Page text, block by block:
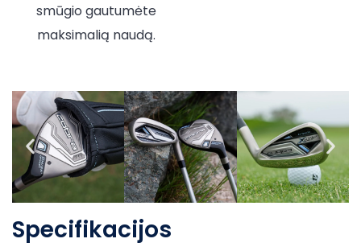
smūgio gautumėte
maksimalią naudą.
Specifikacijos